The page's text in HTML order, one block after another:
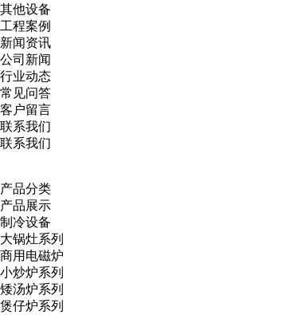
其他设备
工程案例
新闻资讯
公司新闻
行业动态
常见问答
客户留言
联系我们
联系我们
产品分类
产品展示
制冷设备
大锅灶系列
商用电磁炉
小炒炉系列
矮汤炉系列
煲仔炉系列